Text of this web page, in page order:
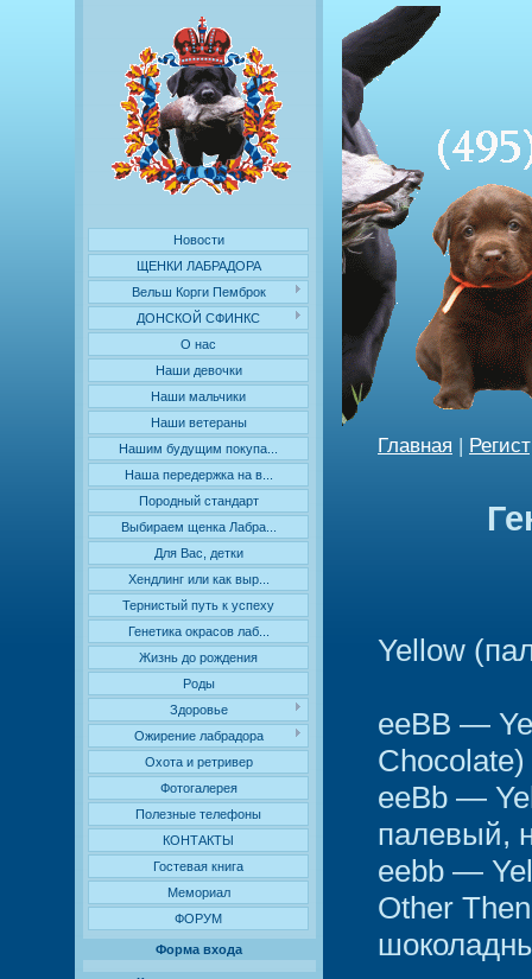
Новости
ЩЕНКИ ЛАБРАДОРА
Вельш Корги Пемброк
ДОНСКОЙ СФИНКС
О нас
Наши девочки
Наши мальчики
Наши ветераны
Нашим будущим покупа...
Наша передержка на в...
Породный стандарт
Выбираем щенка Лабра...
Для Вас, детки
Хендлинг или как выр...
Тернистый путь к успеху
Генетика окрасов лаб...
Жизнь до рождения
Роды
Здоровье
Ожирение лабрадора
Охота и ретривер
Фотогалерея
Полезные телефоны
КОНТАКТЫ
Гостевая книга
Мемориал
ФОРУМ
Форма входа
Главная |
Yellow
eeBB —
eeBb —
палевый,
eebb —
Other